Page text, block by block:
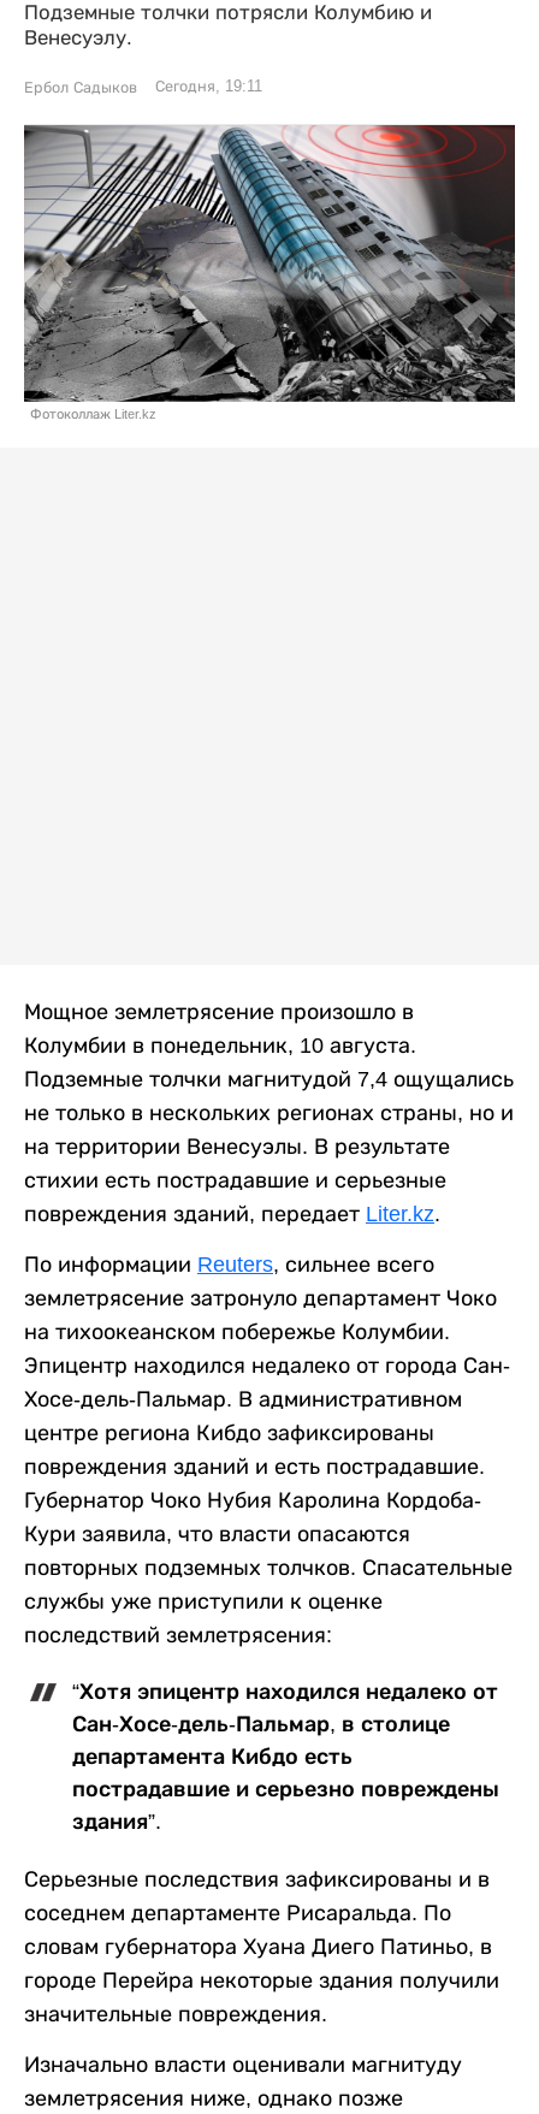
Подземные толчки потрясли Колумбию и
Венесуэлу.
Ербол Садыков Сегодня, 19:11
Фотоколлаж Liter.kz
Мощное землетрясение произошло в
Колумбии в понедельник, 10 августа.
Подземные толчки магнитудой 7,4 ощущались
не только в нескольких регионах страны, но и
на территории Венесуэлы. В результате
стихии есть пострадавшие и серьезные
повреждения зданий, передает Liter.kz.
По информации Reuters, сильнее всего
землетрясение затронуло департамент Чоко
на тихоокеанском побережье Колумбии.
Эпицентр находился недалеко от города Сан-
Хосе-дель-Пальмар. В административном
центре региона Кибдо зафиксированы
повреждения зданий и есть пострадавшие.
Губернатор Чоко Нубия Каролина Кордоба-
Кури заявила, что власти опасаются
повторных подземных толчков. Спасательные
службы уже приступили к оценке
последствий землетрясения:
“Хотя эпицентр находился недалеко от
Сан-Хосе-дель-Пальмар, в столице
департамента Кибдо есть
пострадавшие и серьезно повреждены
здания”.
Серьезные последствия зафиксированы и в
соседнем департаменте Рисаральда. По
словам губернатора Хуана Диего Патиньо, в
городе Перейра некоторые здания получили
значительные повреждения.
Изначально власти оценивали магнитуду
землетрясения ниже, однако позже